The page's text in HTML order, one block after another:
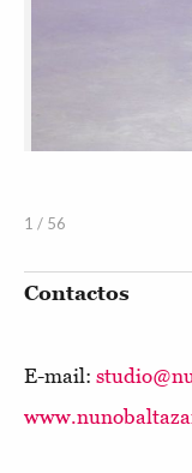
1 / 56
Contactos
E-mail: